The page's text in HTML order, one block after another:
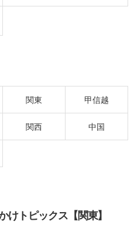
関東 甲信越
関西 中国
けトピックス【関東】